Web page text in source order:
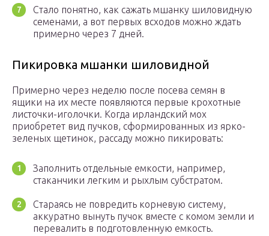
Стало понятно, как сажать мшанку шиловидную
семенами, а вот первых всходов можно ждать
примерно через 7 дней.
Пикировка мшанки шиловидной
Примерно через неделю после посева семян в
ящики на их месте появляются первые крохотные
листочки-иголочки. Когда ирландский мох
приобретет вид пучков, сформированных из ярко-
зеленых щетинок, рассаду можно пикировать:
Заполнить отдельные емкости, например,
стаканчики легким и рыхлым субстратом.
Стараясь не повредить корневую систему,
аккуратно вынуть пучок вместе с комом земли и
перевалить в подготовленную емкость.